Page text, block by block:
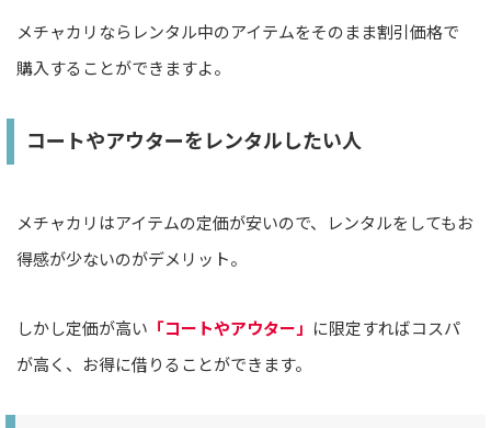
メチャカリならレンタル中のアイテムをそのまま割引価格で
購入することができますよ。
コートやアウターをレンタルしたい人
メチャカリはアイテムの定価が安いので、レンタルをしてもお
得感が少ないのがデメリット。
しかし定価が高い 「コートやアウター」 に限定すればコスパ
が高く、お得に借りることができます。